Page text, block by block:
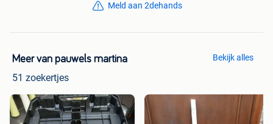
Meld aan 2dehands
Meer van pauwels martina
51 zoekertjes
Bekijk alles